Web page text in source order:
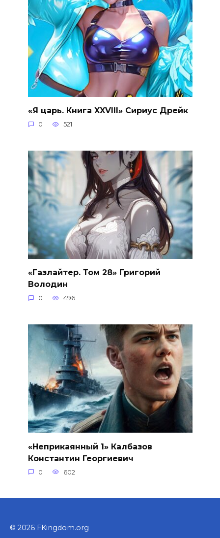
«Я царь. Книга XXVIII» Сириус Дрейк
0 521
«Газлайтер. Том 28» Григорий
Володин
0 496
«Неприкаянный 1» Калбазов
Константин Георгиевич
0 602
© 2026 FKingdom.org